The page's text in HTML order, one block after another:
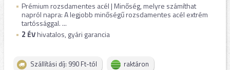
Prémium rozsdamentes acél | Minőség, melyre számíthat
napról napra: A legjobb minőségű rozsdamentes acél extrém
tartóssággal. ...
2 ÉVhivatalos, gyári garancia
Szállítási díj: 990 Ft-tól raktáron